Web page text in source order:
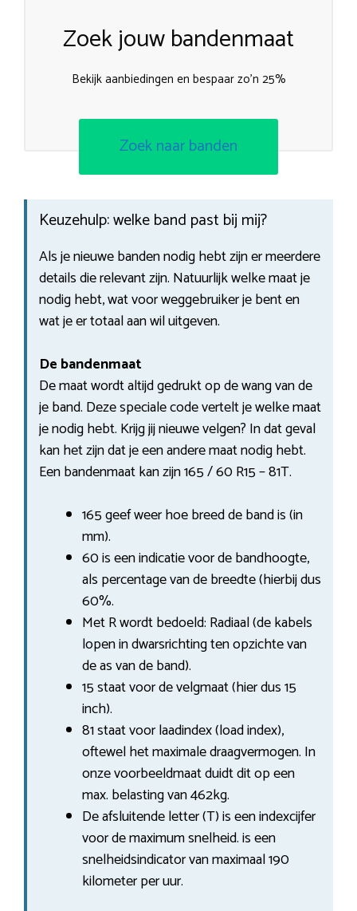
Zoek jouw bandenmaat
Bekijk aanbiedingen en bespaar zo’n 25%
Zoek naar banden
Keuzehulp: welke band past bij mij?
Als je nieuwe banden nodig hebt zijn er meerdere
details die relevant zijn. Natuurlijk welke maat je
nodig hebt, wat voor weggebruiker je bent en
wat je er totaal aan wil uitgeven.
De bandenmaat
De maat wordt altijd gedrukt op de wang van de
je band. Deze speciale code vertelt je welke maat
je nodig hebt. Krijg jij nieuwe velgen? In dat geval
kan het zijn dat je een andere maat nodig hebt.
Een bandenmaat kan zijn 165 / 60 R15 – 81T.
165 geef weer hoe breed de band is (in
mm).
60 is een indicatie voor de bandhoogte,
als percentage van de breedte (hierbij dus
60%.
Met R wordt bedoeld: Radiaal (de kabels
lopen in dwarsrichting ten opzichte van
de as van de band).
15 staat voor de velgmaat (hier dus 15
inch).
81 staat voor laadindex (load index),
oftewel het maximale draagvermogen. In
onze voorbeeldmaat duidt dit op een
max. belasting van 462kg.
De afsluitende letter (T) is een indexcijfer
voor de maximum snelheid. is een
snelheidsindicator van maximaal 190
kilometer per uur.